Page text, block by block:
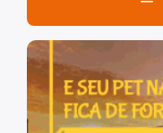
A Coordenação
Quem é Quem
Conselho dos
Imagem de um